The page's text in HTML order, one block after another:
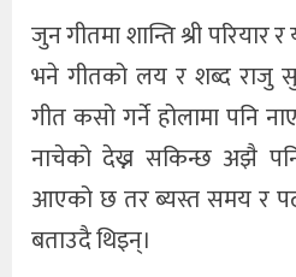
जुन गीतमा शान्ति श्री
भने गीतको लय र शब्द राजु
गीत कसो गर्ने होलामा पनि
नाचेको देख्न सकिन्छ अझै
आएको छ तर ब्यस्त समय र
बताउदै थिइन्।